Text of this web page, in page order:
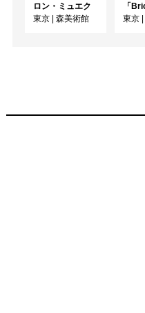
ロン・ミュエク
東京
森美術館
東京